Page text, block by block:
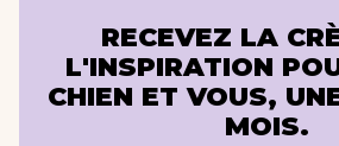
RECEVEZ LA
L'INSPIRATION
CHIEN ET VOUS,
MOIS.